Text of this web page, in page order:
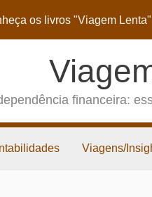
os livros "Viagem Lenta"
financeira:
Viagens/